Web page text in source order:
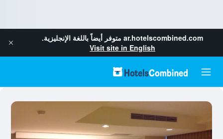
ar.hotelscombined.com متوفر أيضاً باللغة الإنجليزية.
Visit site in English